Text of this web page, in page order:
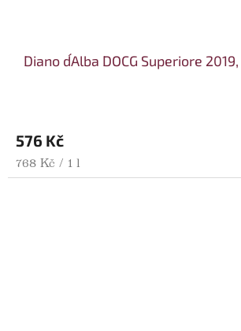
Diano d´Alba DOCG Superiore
576 Kč
Měrná cena:
768 Kč / 1 l